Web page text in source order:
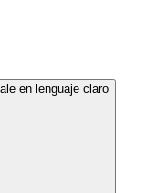
en lenguaje claro